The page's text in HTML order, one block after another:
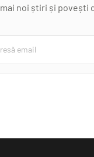
noi știri și povești